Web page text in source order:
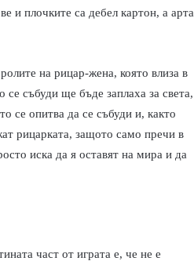
и плочките са дебел картон, а арта
на рицар-жена, която влиза в
събуди ще бъде заплаха за света,
се опитва да се събуди и, както
рицарката, защото само пречи в
иска да я оставят на мира и да
част от играта е, че не е